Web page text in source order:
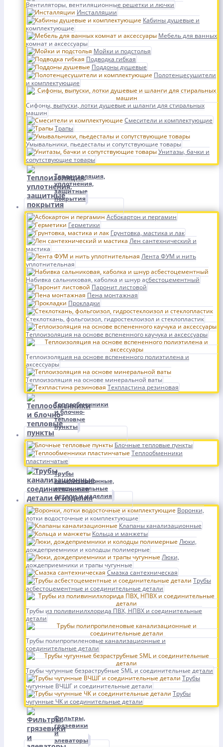
Вентиляторы, вентиляционные решетки и лючки
Инсталляции
Кабины душевые и
комплектующие
Мебель для ванных
комнат и аксессуары
Мойки и подстолья
Подводка гибкая
Поддоны душевые
Полотенцесушители
и комплектующие
Сифоны, выпуски, лотки душевые и шланги для стиральных
машин
Смесители и комплектующие
Трапы
Умывальники, пьедесталы и сопутствующие товары
Унитазы, бачки и
сопутствующие товары
Теплоизоляция,
уплотнения,
защитные
покрытия
Асбокартон и пергамин
Герметики
Грунтовка, мастика и лак
Лен сантехнический и
мастика
Лента ФУМ и нить
уплотнительная
Набивка сальниковая, каболка и шнур асбестоцементный
Паронит листовой
Пена монтажная
Прокладки
Стеклоткань, фольгоизол, гидростеклоизол и стеклопластик
Теплоизоляция на основе вспененного каучука и аксессуары
Теплоизоляция на основе вспененного полиэтилена и
аксессуары
Теплоизоляция на основе минеральной ваты
Техпластина резиновая
Теплообменники
и блочно-
тепловые
пункты
Блочные тепловые пункты
Теплообменники
пластинчатые
Трубы
канализационные,
соединительные
детали и изделия
Воронки,
лотки водосточные и комплектующие
Клапаны канализационные
Кольца и манжеты
Люки,
дождеприемники и колодцы полимерные
Люки,
дождеприемники и трапы чугунные
Смазка сантехническая
Трубы
асбестоцементные и соединительные детали
Трубы из поливинилхлорида ПВХ, НПВХ и соединительные
детали
Трубы полипропиленовые канализационные и
соединительные детали
Трубы чугунные безраструбные SML и соединительные детали
Трубы
чугунные ВЧШГ и соединительные детали
Трубы
чугунные ЧК и соединительные детали
Фильтры,
грязевики
и
элеваторы